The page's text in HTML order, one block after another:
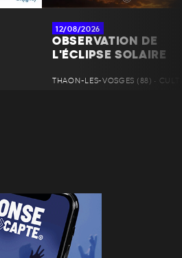
12/08/2026
OBSERVATION DE
L'ÉCLIPSE SOLAIRE
THAON-LES-VOSGES (88) •